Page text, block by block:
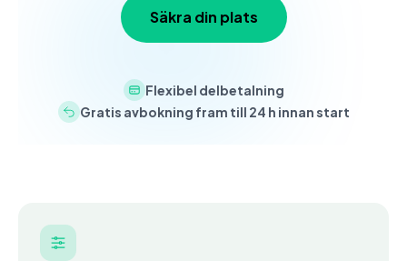
Säkra din plats
Flexibel delbetalning
Gratis avbokning fram till 24 h innan start